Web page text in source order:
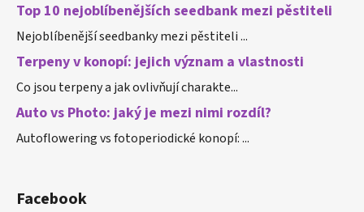
Top 10 nejoblíbenějších seedbank mezi pěstiteli
Nejoblíbenější seedbanky mezi pěstiteli ...
Terpeny v konopí: jejich význam a vlastnosti
Co jsou terpeny a jak ovlivňují charakte...
Auto vs Photo: jaký je mezi nimi rozdíl?
Autoflowering vs fotoperiodické konopí: ...
Facebook